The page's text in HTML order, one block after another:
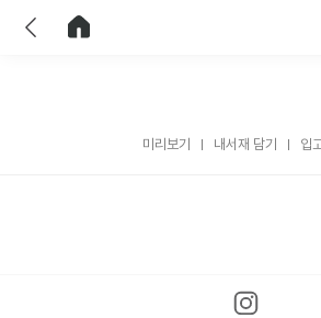
미리보기 내서재 담기 입